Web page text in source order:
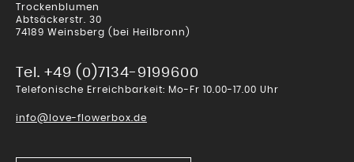
Trockenblumen
Abtsäckerstr. 30
74189 Weinsberg (bei Heilbronn)
Tel. +49 (0)7134-9199600
Telefonische Erreichbarkeit: Mo-Fr 10.00-17.00 Uhr
info@love-flowerbox.de